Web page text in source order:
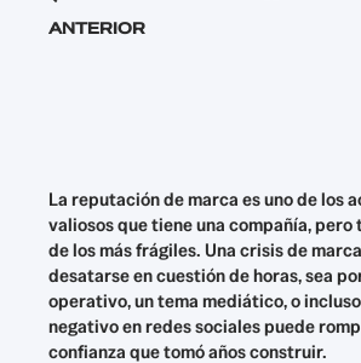
ANTERIOR
La reputación de marca es uno de los
valiosos que tiene una compañía, pero
de los más frágiles. Una crisis de
desatarse en cuestión de horas, sea
operativo, un tema mediático, o
negativo en redes sociales puede
confianza que tomó años construir.